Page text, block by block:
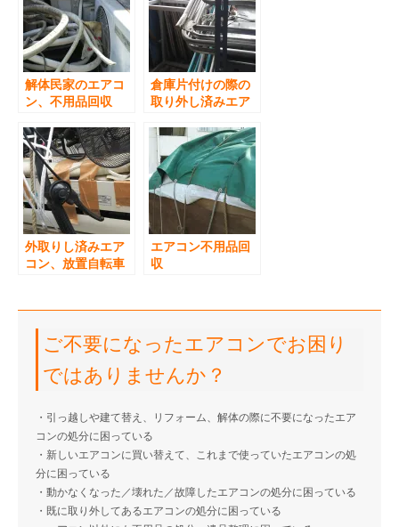
解体民家のエアコ
ン、不用品回収
倉庫片付けの際の
取り外し済みエア
外取りし済みエア
コン、放置自転車
エアコン不用品回
収
ご不要になったエアコンでお困り
ではありませんか？
・引っ越しや建て替え、リフォーム、解体の際に不要になったエア
コンの処分に困っている
・新しいエアコンに買い替えて、これまで使っていたエアコンの処
分に困っている
・動かなくなった／壊れた／故障したエアコンの処分に困っている
・既に取り外してあるエアコンの処分に困っている